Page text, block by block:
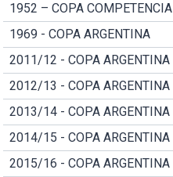
1952 – COPA COMPETENCIA
1969 - COPA ARGENTINA
2011/12 - COPA ARGENTINA
2012/13 - COPA ARGENTINA
2013/14 - COPA ARGENTINA
2014/15 - COPA ARGENTINA
2015/16 - COPA ARGENTINA